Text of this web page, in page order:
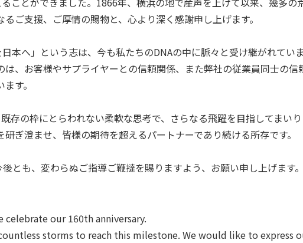
ご支援、ご厚情の賜物と、心より深く感謝申し上げます。
本へ」という志は、今も私たちのDNAの中に脈々と受け継がれてい
、お客様やサプライヤーとの信頼関係、また弊社の従業員同士の信
す。
存の枠にとらわれない柔軟な思考で、さらなる飛躍を目指してまい
ぎ澄ませ、皆様の期待を超えるパートナーであり続ける所存です。
とも、変わらぬご指導ご鞭撻を賜りますよう、お願い申し上げます。
our 160th anniversary.
storms to reach this milestone. We would like to express